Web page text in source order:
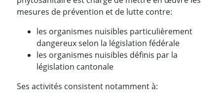
mesures de prévention et de lutte contre:
les organismes nuisibles particulièrement
dangereux selon la législation fédérale
les organismes nuisibles définis par la
législation cantonale
Ses activités consistent notamment à: